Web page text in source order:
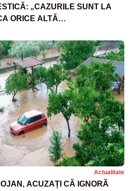
„CAZURILE SUNT LA
ORICE ALTĂ
Actualitate
ACUZAȚI CĂ IGNORĂ